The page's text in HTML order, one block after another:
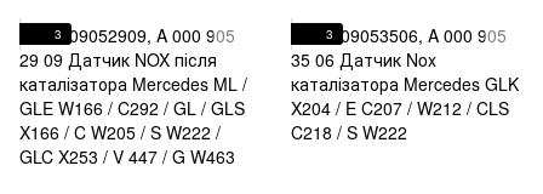
W166 / C292 / GLS X166 / E
C207 / W212 / CLS C218 / CL
C216 / S C217 / W221 / W222 /
SL R230 / R231
/ W213 / C238 / CLS C218 / S
W222 / GLC X253 / V W447 /
Sprinter W906
3 3